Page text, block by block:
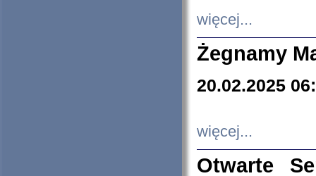
więcej...
Żegnamy
20.02.2025
więcej...
Otwarte